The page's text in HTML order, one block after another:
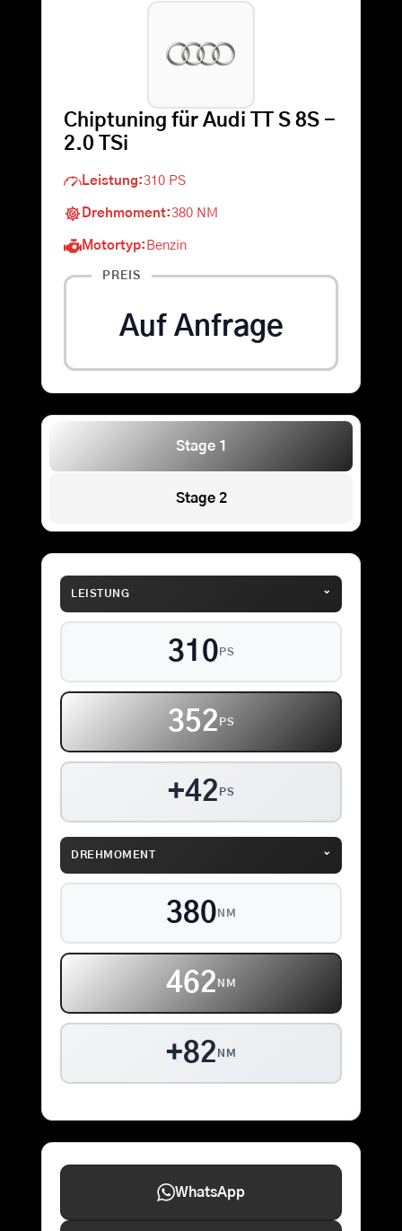
Warenkorb
Chiptuning für Audi TT S 8S -
2.0 TSi
Leistung:310 PS
Drehmoment:380 NM
Motortyp: Benzin
PREIS
Auf Anfrage
Stage 1
Stage 2
LEISTUNG ⌄
310 PS
352 PS
+42 PS
DREHMOMENT ⌄
380 NM
462 NM
+82 NM
WhatsApp